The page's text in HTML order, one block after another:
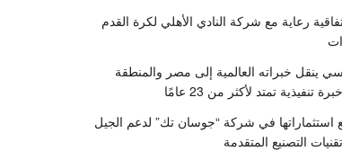
رعاية مع شركة النادي الأهلي لكرة القدم
ينقل خبراته العالمية إلى مصر والمنطقة
تنفيذية تمتد لأكثر من 23 عامًا
استثماراتها في شركة “جوسان تك” لدعم الجيل
التصنيع المتقدمة